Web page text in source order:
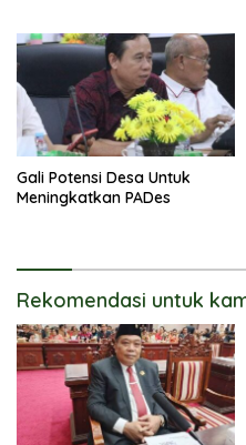
Gali Potensi Desa Untuk
Meningkatkan PADes
Rekomendasi untuk